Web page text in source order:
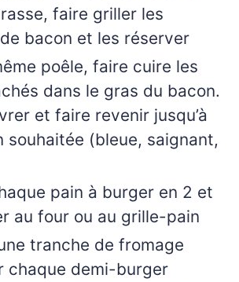
faire griller les
bacon et les réserver
poêle, faire cuire les
dans le gras du bacon.
et faire revenir jusqu’à
souhaitée (bleue, saignant,
pain à burger en 2 et
au four ou au grille-pain
tranche de fromage
chaque demi-burger